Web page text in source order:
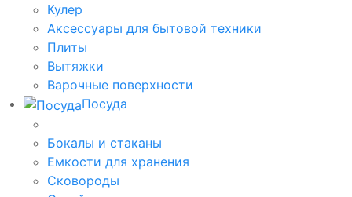
Кулер
Аксессуары для бытовой техники
Плиты
Вытяжки
Варочные поверхности
Посуда
Бокалы и стаканы
Емкости для хранения
Сковороды